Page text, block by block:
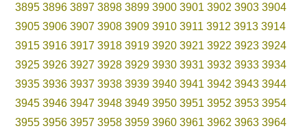
3895 3896 3897 3898 3899 3900 3901 3902 3903 3904
3905 3906 3907 3908 3909 3910 3911 3912 3913 3914
3915 3916 3917 3918 3919 3920 3921 3922 3923 3924
3925 3926 3927 3928 3929 3930 3931 3932 3933 3934
3935 3936 3937 3938 3939 3940 3941 3942 3943 3944
3945 3946 3947 3948 3949 3950 3951 3952 3953 3954
3955 3956 3957 3958 3959 3960 3961 3962 3963 3964